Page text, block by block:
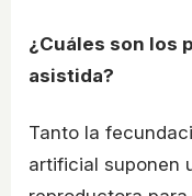
¿Cuáles son los
asistida?
Tanto la
artificial suponen